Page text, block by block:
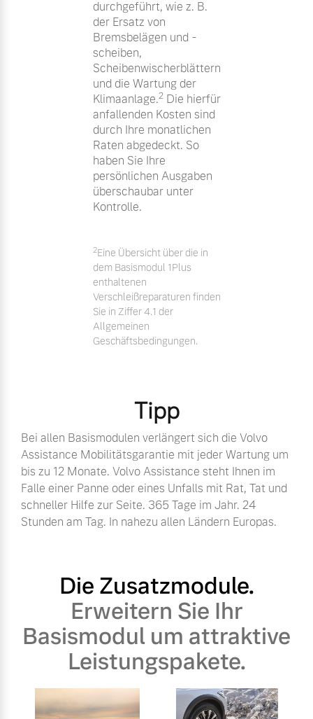
durchgeführt, wie z. B.
der Ersatz von
Bremsbelägen und -
scheiben,
Scheibenwischerblättern
und die Wartung der
Klimaanlage.2Die hierfür
anfallenden Kosten sind
durch Ihre monatlichen
Raten abgedeckt. So
haben Sie Ihre
persönlichen Ausgaben
überschaubar unter
Kontrolle.
2Eine Übersicht über die in
dem Basismodul 1Plus
enthaltenen
Verschleißreparaturen finden
Sie in Ziffer 4.1 der
Allgemeinen
Geschäftsbedingungen.
Tipp
Bei allen Basismodulen verlängert sich die Volvo
Assistance Mobilitätsgarantie mit jeder Wartung um
bis zu 12 Monate. Volvo Assistance steht Ihnen im
Falle einer Panne oder eines Unfalls mit Rat, Tat und
schneller Hilfe zur Seite. 365 Tage im Jahr. 24
Stunden am Tag. In nahezu allen Ländern Europas.
Die Zusatzmodule.
Erweitern Sie Ihr
Basismodul um attraktive
Leistungspakete.